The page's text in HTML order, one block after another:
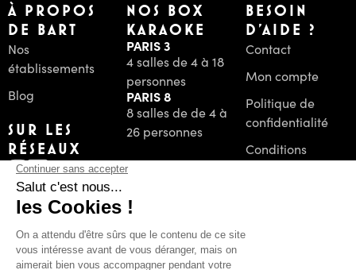
À PROPOS
DE BART
Nos
établissements
Blog
SUR LES
RÉSEAUX
PAIEMENT
SÉCURISÉ
NOS BOX
KARAOKE
PARIS 3
4 salles de 4 à 18
personnes
PARIS 8
8 salles de de 4 à
26 personnes
BESOIN
D'AIDE ?
Contact
Mon compte
Politique de
confidentialité
Conditions